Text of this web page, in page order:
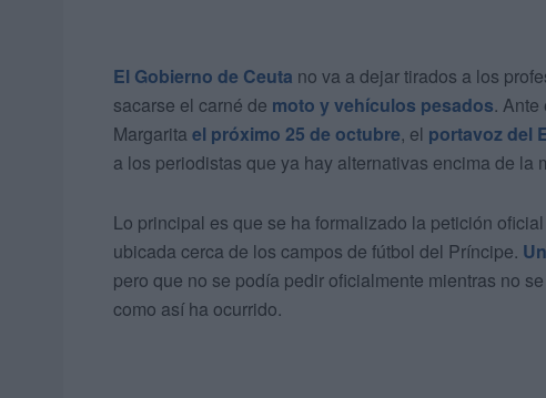
El Gobierno de Ceuta no va a dejar tirados a los
sacarse el carné de moto y vehículos pesados.
Margarita el próximo 25 de octubre, el portavoz del
a los periodistas que ya hay alternativas encima de la
Lo principal es que se ha formalizado la petición
ubicada cerca de los campos de fútbol del Príncipe.
pero que no se podía pedir oficialmente mientras no
como así ha ocurrido.